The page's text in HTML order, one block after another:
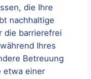
die Ihre
nachhaltige
die barrierefrei
Ihres
Betreuung
etwa einer